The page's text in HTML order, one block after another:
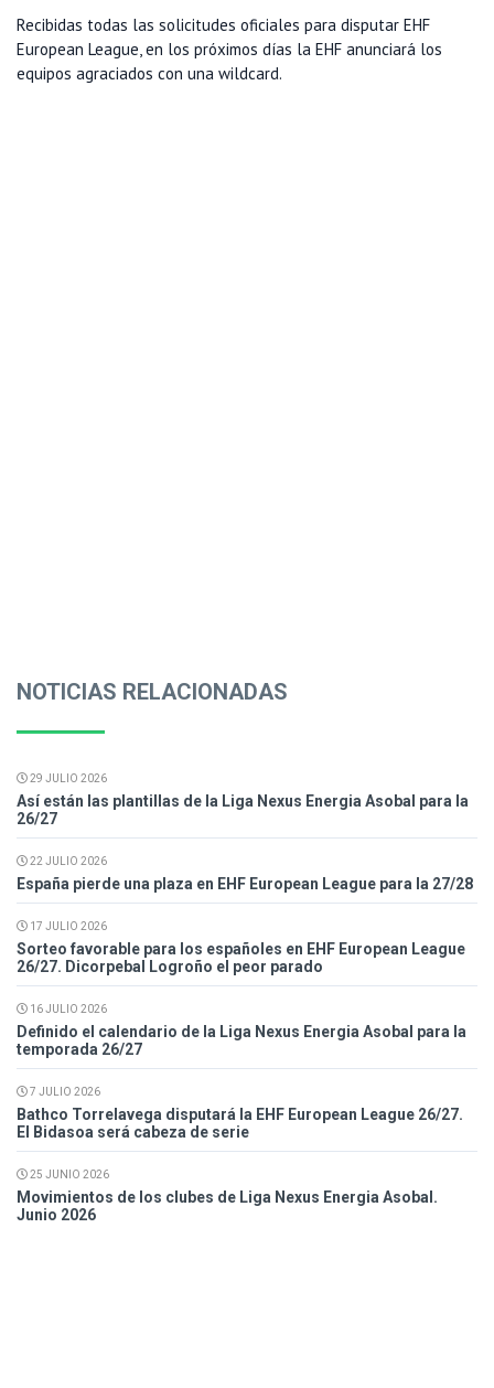
Recibidas todas las solicitudes oficiales para disputar EHF
European League, en los próximos días la EHF anunciará los
equipos agraciados con una wildcard.
NOTICIAS RELACIONADAS
29 JULIO 2026
Así están las plantillas de la Liga Nexus Energia Asobal para la
26/27
22 JULIO 2026
España pierde una plaza en EHF European League para la 27/28
17 JULIO 2026
Sorteo favorable para los españoles en EHF European League
26/27. Dicorpebal Logroño el peor parado
16 JULIO 2026
Definido el calendario de la Liga Nexus Energia Asobal para la
temporada 26/27
7 JULIO 2026
Bathco Torrelavega disputará la EHF European League 26/27.
El Bidasoa será cabeza de serie
25 JUNIO 2026
Movimientos de los clubes de Liga Nexus Energia Asobal.
Junio 2026